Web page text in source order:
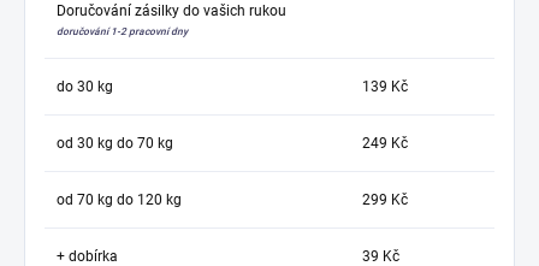
Doručování zásilky do vašich rukou
doručování 1-2 pracovní dny
do 30 kg 139 Kč
od 30 kg do 70 kg 249 Kč
od 70 kg do 120 kg 299 Kč
+ dobírka 39 Kč